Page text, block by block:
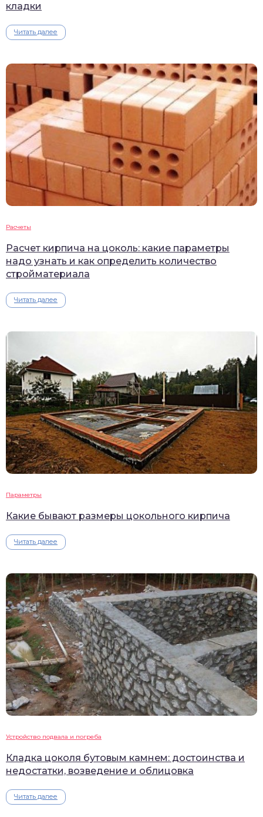
кладки
Читать далее
Расчеты
Расчет кирпича на цоколь: какие параметры
надо узнать и как определить количество
стройматериала
Читать далее
Параметры
Какие бывают размеры цокольного кирпича
Читать далее
Устройство подвала и погреба
Кладка цоколя бутовым камнем: достоинства и
недостатки, возведение и облицовка
Читать далее